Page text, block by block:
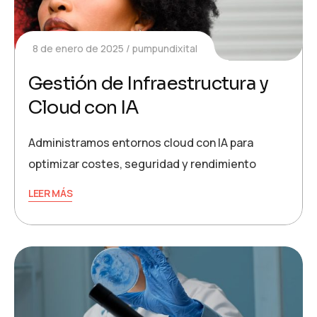
8 de enero de 2025 pumpundixital
Gestión de Infraestructura y
Cloud con IA
Administramos entornos cloud con IA para
optimizar costes, seguridad y rendimiento
LEER MÁS